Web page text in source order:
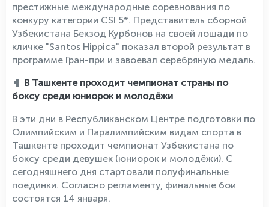
престижные международные соревнования по
конкуру категории CSI 5*. Представитель сборной
Узбекистана Бекзод Курбонов на своей лошади по
кличке "Santos Hippica" показал второй результат в
программе Гран-при и завоевал серебряную медаль.
🥊 В Ташкенте проходит чемпионат страны по
боксу среди юниорок и молодёжи
В эти дни в Республиканском Центре подготовки по
Олимпийским и Паралимпийским видам спорта в
Ташкенте проходит чемпионат Узбекистана по
боксу среди девушек (юниорок и молодёжи). С
сегодняшнего дня стартовали полуфинальные
поединки. Согласно регламенту, финальные бои
состоятся 14 января.